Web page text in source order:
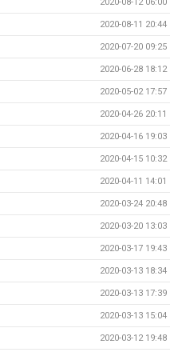
2020-08-11 20:44
2020-07-20 09:25
2020-06-28 18:12
2020-05-02 17:57
2020-04-26 20:11
2020-04-16 19:03
2020-04-15 10:32
2020-04-11 14:01
2020-03-24 20:48
2020-03-20 13:03
2020-03-17 19:43
2020-03-13 18:34
2020-03-13 17:39
2020-03-13 15:04
2020-03-12 19:48